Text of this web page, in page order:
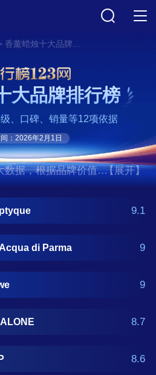
香薰蜡烛十大品牌排行榜
大品牌排行榜
、口碑、销量等12项依据
：2026年2月1日
数据，根据品牌价值、
出了香薰蜡烛十大品
普提克/Diptyque、帕
、罗意威/Loewe、祖
AESOP、香水实验
、扬基/yankee
。如果您正在查
那么本香薰蜡烛十大
参考，我们致力于用
碑最好的香薰蜡烛品
【展开】
9.1
di Parma 9
9
8.7
8.6